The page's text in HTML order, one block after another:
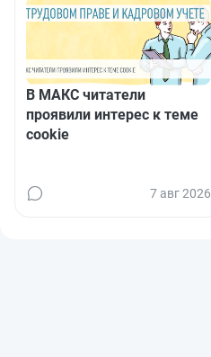
В МАКС читатели
проявили интерес к теме
cookie
7 авг 2026